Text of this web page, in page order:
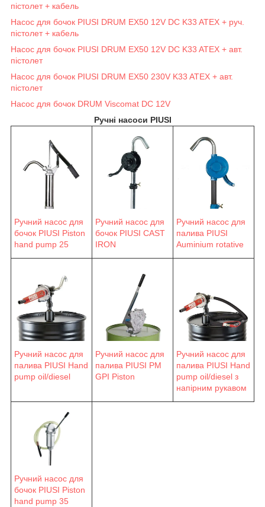
пістолет + кабель
Насос для бочок PIUSI DRUM EX50 12V DC K33 ATEX + руч.
пістолет + кабель
Насос для бочок PIUSI DRUM EX50 12V DC K33 ATEX + авт.
пістолет
Насос для бочок PIUSI DRUM EX50 230V K33 ATEX + авт.
пістолет
Насос для бочок DRUM Viscomat DC 12V
Ручні насоси PIUSI
Ручний насос для
бочок PIUSI Piston
hand pump 25
Ручний насос для
бочок PIUSI CAST
IRON
Ручний насос для
палива PIUSI
Auminium rotative
Ручний насос для
палива PIUSI Hand
pump oil/diesel
Ручний насос для
палива PIUSI PM
GPI Piston
Ручний насос для
палива PIUSI Hand
pump oil/diesel з
напірним рукавом
Ручний насос для
бочок PIUSI Piston
hand pump 35